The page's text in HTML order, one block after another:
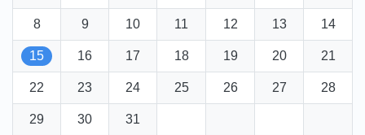
8 9 10 11 12 13 14
15 16 17 18 19 20 21
22 23 24 25 26 27 28
29 30 31